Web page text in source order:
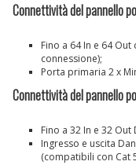
Connettività del pannello
Fino a 64 In e 64
connessione);
Porta primaria 2 x
Connettività del pannello
Fino a 32 In e 32 Out
Ingresso e uscita
(compatibili con Cat